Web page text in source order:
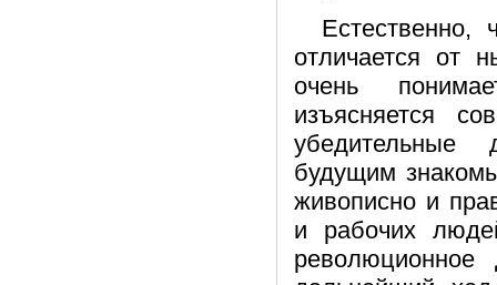
Естественно,
отличается от
очень
изъясняется
убедительные
будущим
живописно и
и рабочих